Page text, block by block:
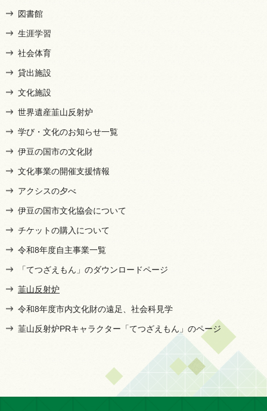
図書館
生涯学習
社会体育
貸出施設
文化施設
世界遺産韮山反射炉
学び・文化のお知らせ一覧
伊豆の国市の文化財
文化事業の開催支援情報
アクシスの夕べ
伊豆の国市文化協会について
チケットの購入について
令和8年度自主事業一覧
「てつざえもん」のダウンロードページ
韮山反射炉
令和8年度市内文化財の遠足、社会科見学
韮山反射炉PRキャラクター「てつざえもん」のページ